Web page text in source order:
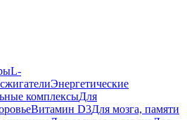
L-
Энергетические
комплексыДля
Витамин D3Для мозга, памяти